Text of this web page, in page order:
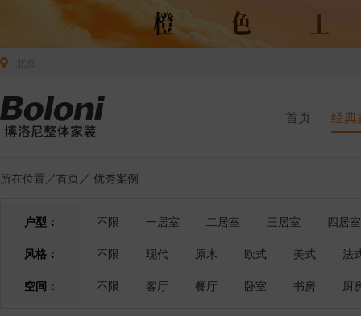
首页 经典
所在位置／首页 ／ 优秀案例
户型： 不限 一居室 二居室 三居室
四居室
风格：
不限 现代 原木 欧式 美式
法
空间：
不限 客厅 餐厅 卧室 书房 厨